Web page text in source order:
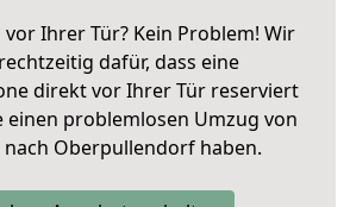
Ihrer Tür? Kein Problem! Wir
dafür, dass eine
direkt vor Ihrer Tür reserviert
einen problemlosen Umzug von
Oberpullendorf haben.